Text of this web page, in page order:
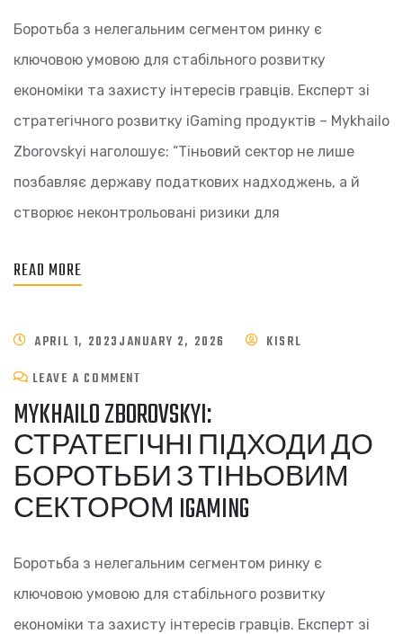
Боротьба з нелегальним сегментом ринку є
ключовою умовою для стабільного розвитку
економіки та захисту інтересів гравців. Експерт зі
стратегічного розвитку iGaming продуктів – Mykhailo
Zborovskyi наголошує: “Тіньовий сектор не лише
позбавляє державу податкових надходжень, а й
створює неконтрольовані ризики для
READ MORE
APRIL 1, 2023JANUARY 2, 2026
KISRL
LEAVE A COMMENT
MYKHAILO ZBOROVSKYI:
СТРАТЕГІЧНІ ПІДХОДИ ДО
БОРОТЬБИ З ТІНЬОВИМ
СЕКТОРОМ IGAMING
Боротьба з нелегальним сегментом ринку є
ключовою умовою для стабільного розвитку
економіки та захисту інтересів гравців. Експерт зі